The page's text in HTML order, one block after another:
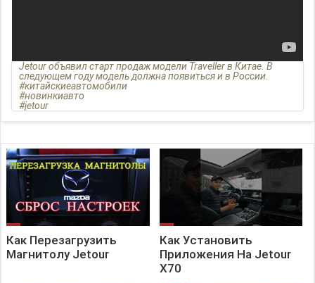
Jetour объявил старт продаж модели Traveller в Китае. В
следующем году модель должна появиться и в России.
#китайскиеавтомобили
#новинкиавто
#jetour
#chery
#havaldargo
#кроссоверы
Как Перезагрузить
Магнитолу Jetour
Как Установить
Приложения На Jetour
X70